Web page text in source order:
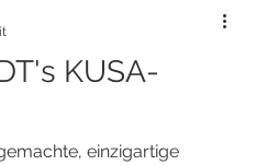
KUSA-
einzigartige